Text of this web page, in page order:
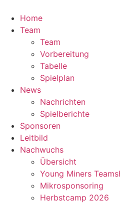
Inhalt
springen
Home
Team
Team
Vorbereitung
Tabelle
Spielplan
News
Nachrichten
Spielberichte
Sponsoren
Leitbild
Nachwuchs
Übersicht
Young Miners
Mikrosponsoring
Herbstcamp 2026